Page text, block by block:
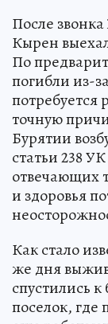
После
Кырен
По
погибли из-
потребуется
точную
Бурятии
статьи 238
отвечающих
и здоровья
Как стало
же дня
спустились
поселок, где